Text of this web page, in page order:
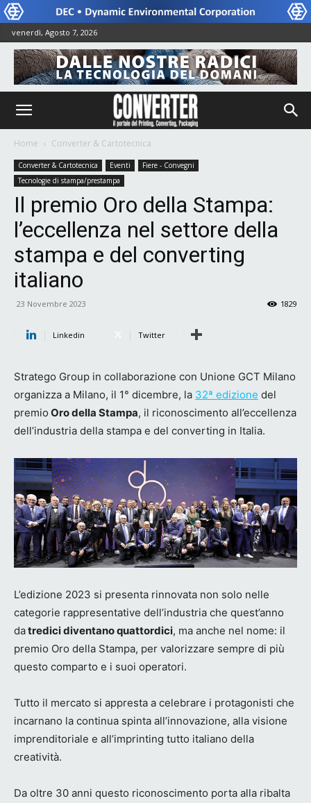
venerdì, Agosto 7, 2026
Home Converter & Cartotecnica
Converter & Cartotecnica Eventi
Fiere - Convegni
Tecnologie di stampa/prestampa
Il premio Oro della Stampa:
l’eccellenza nel settore della
stampa e del converting
italiano
23 Novembre 2023 1829
Linkedin Twitter
Stratego Group in collaborazione con Unione GCT Milano
organizza a Milano, il 1° dicembre, la 32ª edizione del
premio Oro della Stampa, il riconoscimento all’eccellenza
dell’industria della stampa e del converting in Italia.
L’edizione 2023 si presenta rinnovata non solo nelle
categorie rappresentative dell’industria che quest’anno
datredici diventano quattordici, ma anche nel nome: il
premio Oro della Stampa, per valorizzare sempre di più
questo comparto e i suoi operatori.
Tutto il mercato si appresta a celebrare i protagonisti che
incarnano la continua spinta all’innovazione, alla visione
imprenditoriale e all’imprinting tutto italiano della
creatività.
Da oltre 30 anni questo riconoscimento porta alla ribalta